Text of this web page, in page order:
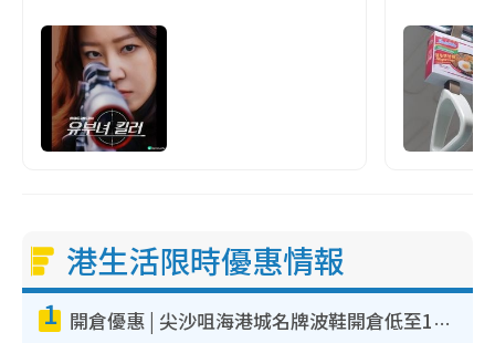
港生活限時優惠情報
1 開倉優惠 | 尖沙咀海港城名牌波鞋開倉低至1折！On鞋$899起／Joy&Peace鞋履$98起